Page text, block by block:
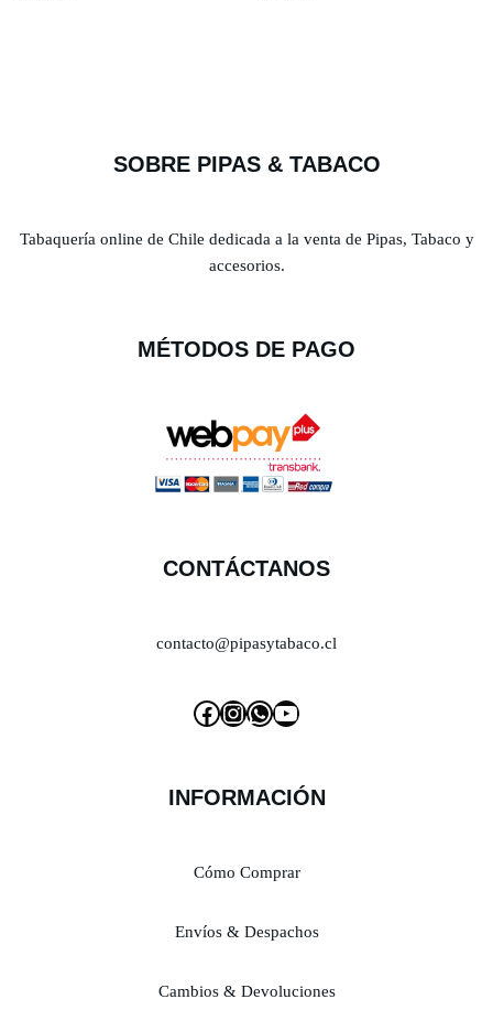
SOBRE PIPAS & TABACO
Tabaquería online de Chile dedicada a la venta de Pipas, Tabaco y
accesorios.
MÉTODOS DE PAGO
CONTÁCTANOS
contacto@pipasytabaco.cl
INFORMACIÓN
Cómo Comprar
Envíos & Despachos
Cambios & Devoluciones